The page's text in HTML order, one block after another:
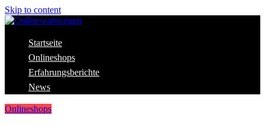
Skip to content
Onlinewarnungen
Aktuelle Warnungen vor Gefahren im Internet
Startseite
Onlineshops
Erfahrungsberichte
News
Onlineshops